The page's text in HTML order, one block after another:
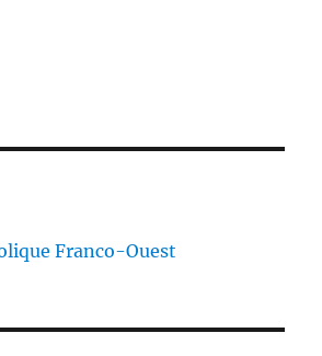
Franco-Ouest